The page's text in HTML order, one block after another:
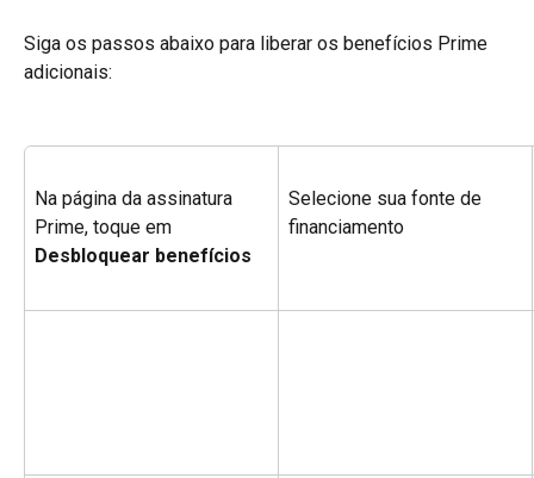
Siga os passos abaixo para liberar os benefícios Prime
adicionais:
Na página da assinatura
Prime, toque em
Desbloquear benefícios
Selecione sua fonte de
financiamento